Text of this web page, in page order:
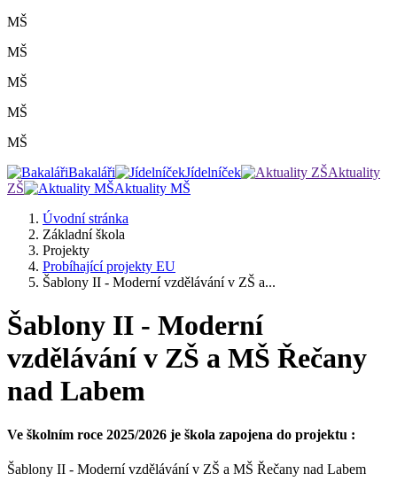
MŠ
MŠ
MŠ
MŠ
MŠ
Bakaláři
Jídelníček
Aktuality
ZŠ
Aktuality MŠ
Úvodní stránka
Základní škola
Projekty
Probíhající projekty EU
Šablony II - Moderní vzdělávání v ZŠ a...
Šablony II - Moderní
vzdělávání v ZŠ a MŠ Řečany
nad Labem
Ve školním roce 2025/2026 je škola zapojena do projektu :
Šablony II - Moderní vzdělávání v ZŠ a MŠ Řečany nad Labem